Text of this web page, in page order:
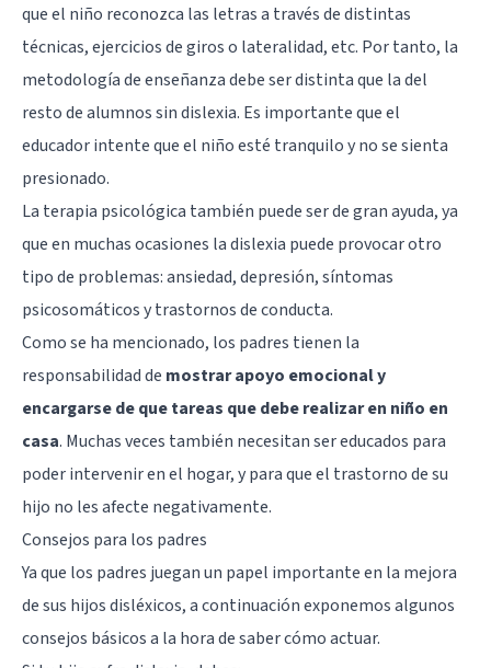
que el niño reconozca las letras a través de distintas
técnicas, ejercicios de giros o lateralidad, etc. Por tanto, la
metodología de enseñanza debe ser distinta que la del
resto de alumnos sin dislexia. Es importante que el
educador intente que el niño esté tranquilo y no se sienta
presionado.
La terapia psicológica también puede ser de gran ayuda, ya
que en muchas ocasiones la dislexia puede provocar otro
tipo de problemas:ansiedad,depresión, síntomas
psicosomáticos y trastornos de conducta.
Como se ha mencionado, los padres tienen la
responsabilidad de mostrar apoyo emocional y
encargarse de que tareas que debe realizar en niño en
casa. Muchas veces también necesitan ser educados para
poder intervenir en el hogar, y para que el trastorno de su
hijo no les afecte negativamente.
Consejos para los padres
Ya que los padres juegan un papel importante en la mejora
de sus hijos disléxicos, a continuación exponemos algunos
consejos básicos a la hora de saber cómo actuar.